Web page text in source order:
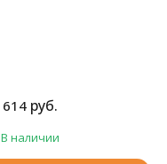
614 руб.
В наличии